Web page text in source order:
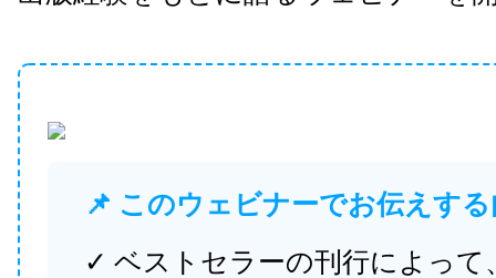
📌 このウェビナーでお伝えす
✓ ベストセラーの刊行によって